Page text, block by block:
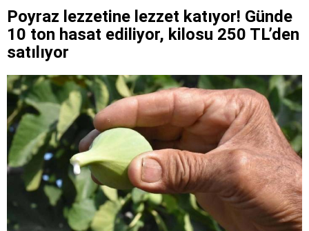
Poyraz lezzetine lezzet katıyor! Günde
10 ton hasat ediliyor, kilosu 250 TL’den
satılıyor